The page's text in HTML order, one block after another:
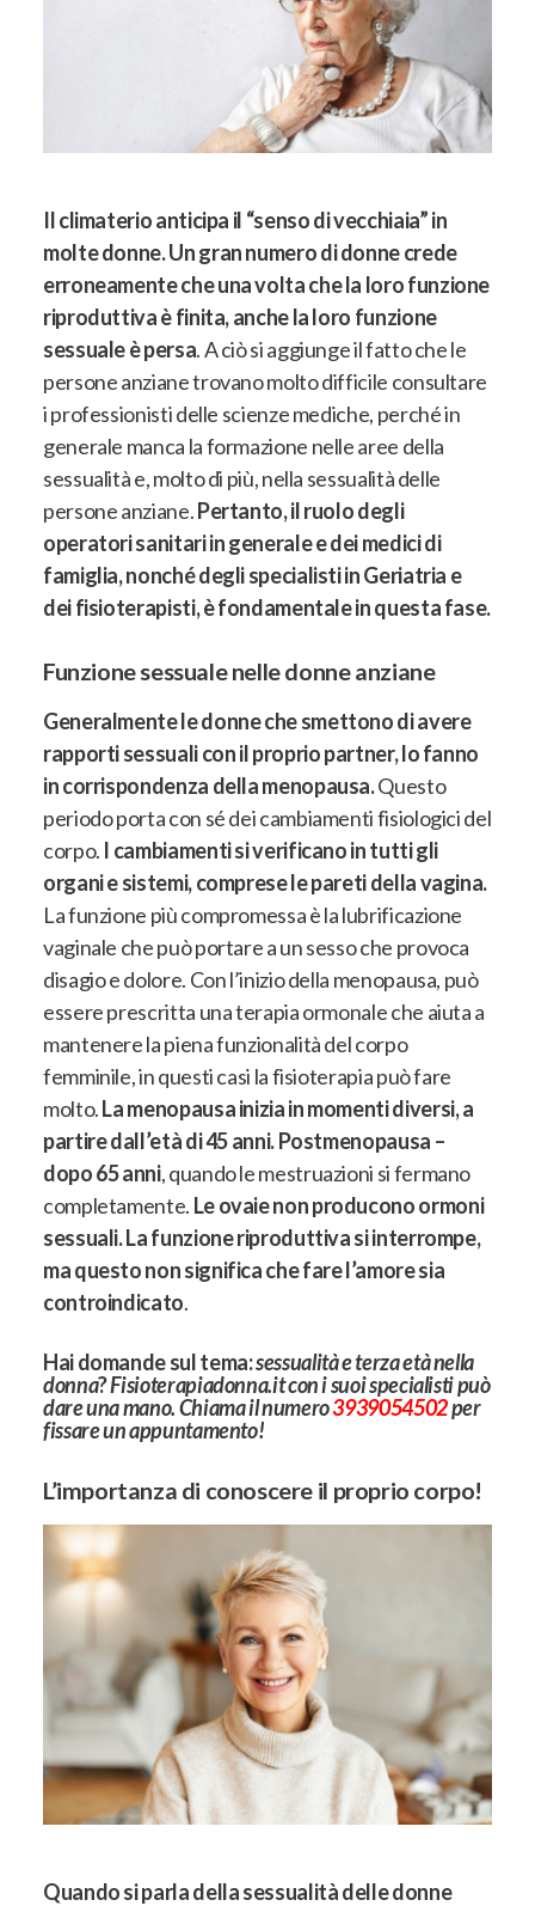
Il climaterio anticipa il “senso di vecchiaia” in
molte donne. Un gran numero di donne crede
erroneamente che una volta che la loro funzione
riproduttiva è finita, anche la loro funzione
sessuale è persa. A ciò si aggiunge il fatto che le
persone anziane trovano molto difficile consultare
i professionisti delle scienze mediche, perché in
generale manca la formazione nelle aree della
sessualità e, molto di più, nella sessualità delle
persone anziane.Pertanto, il ruolo degli
operatori sanitari in generale e dei medici di
famiglia, nonché degli specialisti in Geriatria e
dei fisioterapisti, è fondamentale in questa fase.
Funzione sessuale nelle donne anziane
Generalmente le donne che smettono di avere
rapporti sessuali con il proprio partner, lo fanno
in corrispondenza della menopausa.Questo
periodo porta con sé dei cambiamenti fisiologici del
corpo. I cambiamenti si verificano in tutti gli
organi e sistemi, comprese le pareti della vagina.
La funzione più compromessa è la lubrificazione
vaginale che può portare a un sesso che provoca
disagio e dolore. Con l’inizio della menopausa, può
essere prescritta una terapia ormonale che aiuta a
mantenere la piena funzionalità del corpo
femminile, in questi casi la fisioterapia può fare
molto.La menopausa inizia in momenti diversi, a
partire dall’età di 45 anni. Postmenopausa –
dopo 65 anni, quando le mestruazioni si fermano
completamente. Le ovaie non producono ormoni
sessuali. La funzione riproduttiva si interrompe,
ma questo non significa che fare l’amore sia
controindicato.
Hai domande sul tema:sessualità e terza età nella
donna?Fisioterapiadonna.it con i suoi specialisti può
dare una mano. Chiama il numero3939054502per
fissare un appuntamento!
L’importanza di conoscere il proprio corpo!
Quando si parla della sessualità delle donne